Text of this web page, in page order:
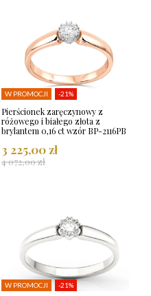
W PROMOCJI -21%
Pierścionek zaręczynowy z
różowego i białego złota z
brylantem 0,16 ct wzór BP-2116PB
3 225,00 zł
4 072,00 zł
W PROMOCJI -21%